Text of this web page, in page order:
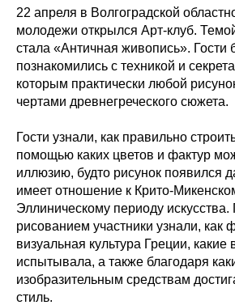
22 апреля в Волгоградской
молодежи открылся Арт-клуб.
стала «Античная живопись». Гости
познакомились с техникой и
которым практически любой
чертами древнегреческого сюжета.
Гости узнали, как правильно
помощью каких цветов и фактур
иллюзию, будто рисунок появился
имеет отношение к Крито-
Эллиническому периоду искусства.
рисованием участники узнали, как
визуальная культура Греции, какие
испытывала, а также благодаря
изобразительным средствам
стиль.